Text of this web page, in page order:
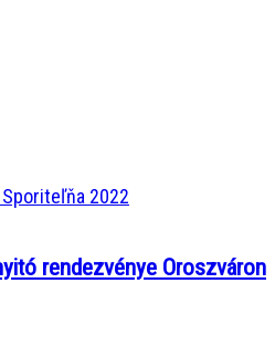
rendezvénye Oroszváron